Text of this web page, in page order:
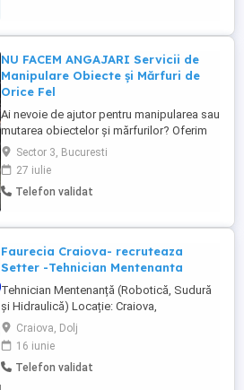
NU FACEM ANGAJARI Servicii de
Manipulare Obiecte și Mărfuri de
Orice Fel
Ai nevoie de ajutor pentru manipularea sau
mutarea obiectelor și mărfurilor? Oferim
servicii profesionale și eficiente pentru:
Mutări de mobilier și electrocasnice
manipulare mărfuri diverse Descărcare și
încărcare marfă Manipulare echipamente
Sector 3, Bucuresti
27 iulie
Telefon validat
Faurecia Craiova- recruteaza
Setter -Tehnician Mentenanta
Tehnician Mentenanță (Robotică, Sudură
și Hidraulică) Locație: Craiova,
Dolj(Platforma FORD) Departament:
Maintenance Fabrication Equipment
Program: 3 schimburi ture de weekend
(după necesități de producție) Profilul tău
Craiova, Dolj
16 iunie
Telefon validat